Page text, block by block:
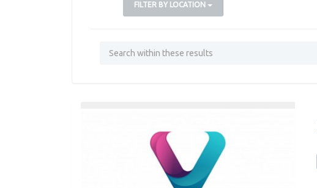
FILTER BY LOCATION